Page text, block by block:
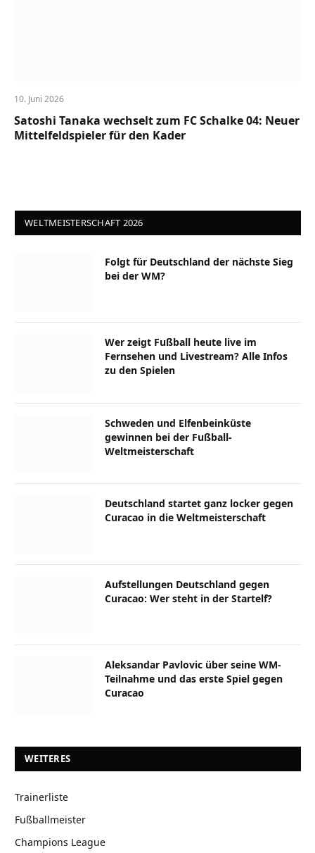
10. Juni 2026
Satoshi Tanaka wechselt zum FC Schalke 04: Neuer
Mittelfeldspieler für den Kader
WELTMEISTERSCHAFT 2026
Folgt für Deutschland der nächste Sieg
bei der WM?
Wer zeigt Fußball heute live im
Fernsehen und Livestream? Alle Infos
zu den Spielen
Schweden und Elfenbeinküste
gewinnen bei der Fußball-
Weltmeisterschaft
Deutschland startet ganz locker gegen
Curacao in die Weltmeisterschaft
Aufstellungen Deutschland gegen
Curacao: Wer steht in der Startelf?
Aleksandar Pavlovic über seine WM-
Teilnahme und das erste Spiel gegen
Curacao
WEITERES
Trainerliste
Fußballmeister
Champions League